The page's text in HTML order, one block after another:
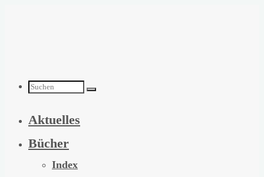
Suchen
nach:
Aktuelles
Bücher
Index